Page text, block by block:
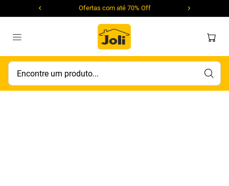
Ofertas com até 70% Off
Encontre um produto...